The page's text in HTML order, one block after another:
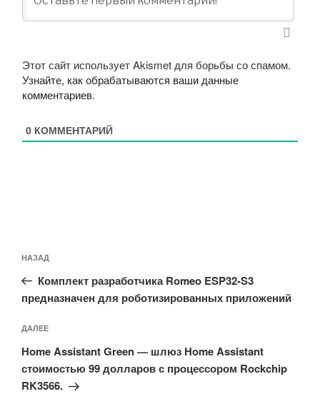
Этот сайт использует Akismet для борьбы со спамом.
Узнайте, как обрабатываются ваши данные
комментариев.
0 КОММЕНТАРИЙ
по
записям
Предыдущая
запись:
НАЗАД
Комплект разработчика Romeo ESP32-S3
предназначен для роботизированных приложений
Следующая
запись
ДАЛЕЕ
Home Assistant Green — шлюз Home Assistant
стоимостью 99 долларов с процессором Rockchip
RK3566.